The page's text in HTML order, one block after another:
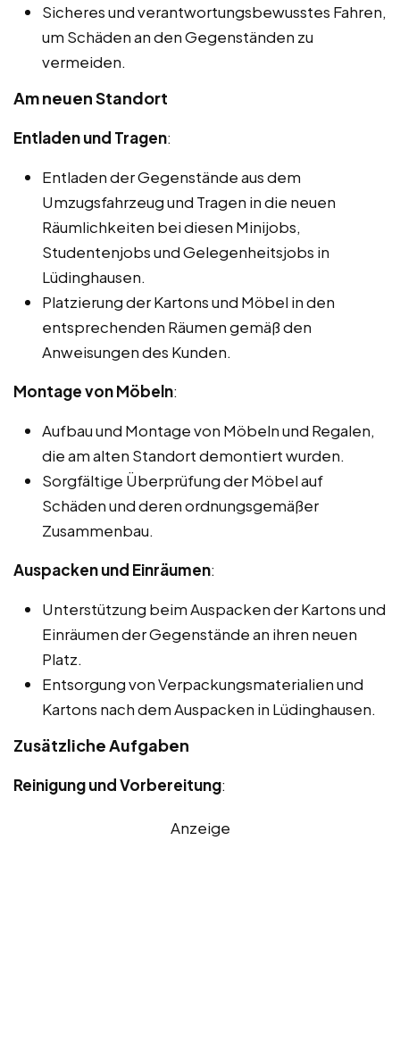
Sicheres und verantwortungsbewusstes Fahren,
um Schäden an den Gegenständen zu
vermeiden.
Am neuen Standort
Entladen und Tragen:
Entladen der Gegenstände aus dem
Umzugsfahrzeug und Tragen in die neuen
Räumlichkeiten bei diesen Minijobs,
Studentenjobs und Gelegenheitsjobs in
Lüdinghausen.
Platzierung der Kartons und Möbel in den
entsprechenden Räumen gemäß den
Anweisungen des Kunden.
Montage von Möbeln:
Aufbau und Montage von Möbeln und Regalen,
die am alten Standort demontiert wurden.
Sorgfältige Überprüfung der Möbel auf
Schäden und deren ordnungsgemäßer
Zusammenbau.
Auspacken und Einräumen:
Unterstützung beim Auspacken der Kartons und
Einräumen der Gegenstände an ihren neuen
Platz.
Entsorgung von Verpackungsmaterialien und
Kartons nach dem Auspacken in Lüdinghausen.
Zusätzliche Aufgaben
Reinigung und Vorbereitung:
Anzeige